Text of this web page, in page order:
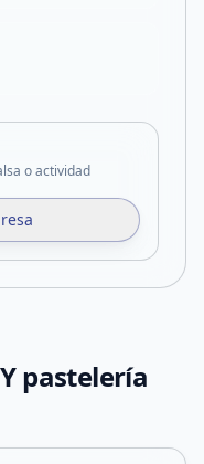
o actividad
pastelería